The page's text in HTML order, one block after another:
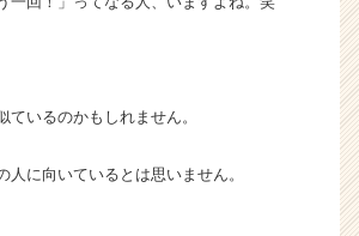
ているのかもしれません。
人に向いているとは思いません。